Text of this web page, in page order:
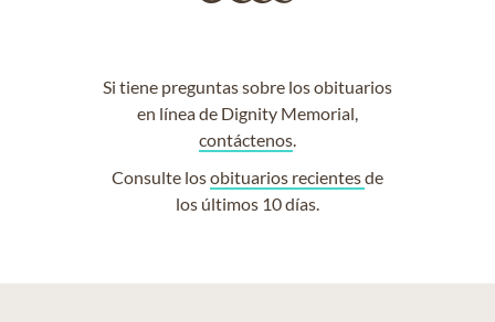
Si tiene preguntas sobre los obituarios
en línea de Dignity Memorial,
contáctenos.
Consulte losobituarios recientesde
los últimos 10 días.